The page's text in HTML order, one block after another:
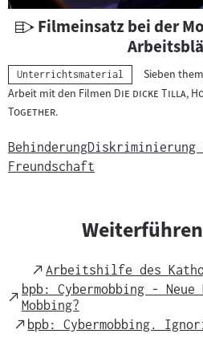
a
:
U
t
e
r
i
c
a
t
e
r
Filmeinsatz bei der
Kategorie:
Unterrichtsmaterial
Sieben
Arbeit mit den Filmen "Die dicke Tilla", "
Together".
BehinderungDiskriminierung
Freundschaft
External
Link
Arbeitshilfe des
External
Link
bpb: Cybermobbing - Neue
Mobbing?
External
bpb: Cybermobbing.